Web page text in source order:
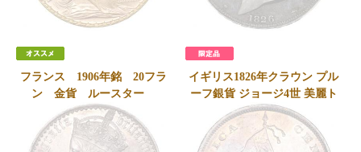
フランス 1906年銘 20フラ
ン 金貨 ルースター
SOLD
イギリス1826年クラウン プル
ーフ銀貨 ジョージ4世 美麗ト
ーン 発行150枚 PCGS UNC
ESC R指定
SOLD